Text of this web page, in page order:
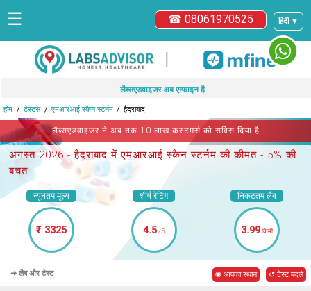
हिंदी ▼
☎ 08061970525
☰
|
लैब्सएडवाइजर अब एम्फाइन है
होम टेस्ट्स एमआरआई स्कैन स्टर्नम हैदराबाद
लैब्सएडवाइजर ने अब तक 10 लाख कस्टमर्स को सर्विस दिया है
अगस्त 2026 -हैदराबाद में एमआरआई स्कैन स्टर्नम की कीमत - 5% की
बचत
न्यूनतम मूल्य
₹ 3325
शीर्ष रेटिंग
4.5/5
निकटतम लैब
3.99किमी
➜ लैब और टेस्ट ◉ आपका स्थान ↺ टेस्ट बदले